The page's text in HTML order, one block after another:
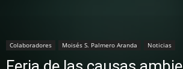
Colaboradores Moisés S. Palmero Aranda Noticias